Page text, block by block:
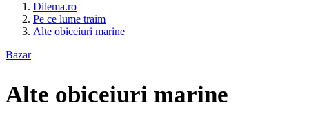
Dilema.ro
Pe ce lume traim
Alte obiceiuri marine
Bazar
Alte obiceiuri marine